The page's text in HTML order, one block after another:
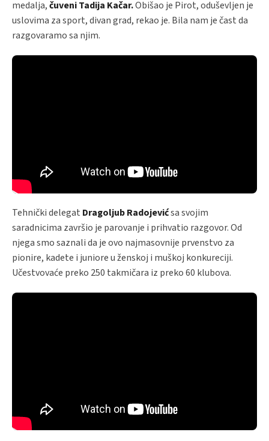
medalja,čuveni Tadija Kačar.Obišao je Pirot, oduševljen je
uslovima za sport, divan grad, rekao je. Bila nam je čast da
razgovaramo sa njim.
Tehnički delegat Dragoljub Radojevićsa svojim
saradnicima završio je parovanje i prihvatio razgovor. Od
njega smo saznali da je ovo najmasovnije prvenstvo za
pionire, kadete i juniore u ženskoj i muškoj konkureciji.
Učestvovaće preko 250 takmičara iz preko 60 klubova.